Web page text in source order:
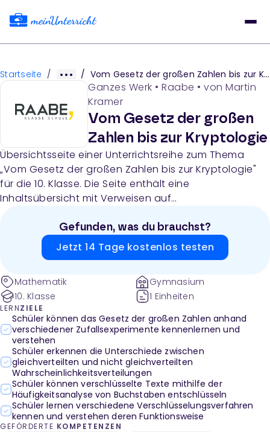
Startseite / / Vom Gesetz der großen Zahlen bis zur Kryptologie
Ganzes Werk • Raabe • von Martin
Kramer
Vom Gesetz der großen
Zahlen bis zur Kryptologie
Übersichtsseite einer Unterrichtsreihe zum Thema
„Vom Gesetz der großen Zahlen bis zur Kryptologie"
für die 10. Klasse. Die Seite enthält eine
Inhaltsübersicht mit Verweisen auf
Orientierung sowie die Struktur der Reihe (Verlauf,
Material, Glossar, LEK, Literatur).
Gefunden, was du brauchst?
Jetzt 14 Tage kostenlos testen
Mathematik
10. Klasse
Gymnasium
1 Einheiten
LERNZIELE
Schüler können das Gesetz der großen Zahlen anhand
verschiedener Zufallsexperimente kennenlernen und
verstehen
Schüler erkennen die Unterschiede zwischen
gleichverteilten und nicht gleichverteilten
Wahrscheinlichkeitsverteilungen
Schüler können verschlüsselte Texte mithilfe der
Häufigkeitsanalyse von Buchstaben entschlüsseln
Schüler lernen verschiedene Verschlüsselungsverfahren
kennen und verstehen deren Funktionsweise
GEFÖRDERTE KOMPETENZEN